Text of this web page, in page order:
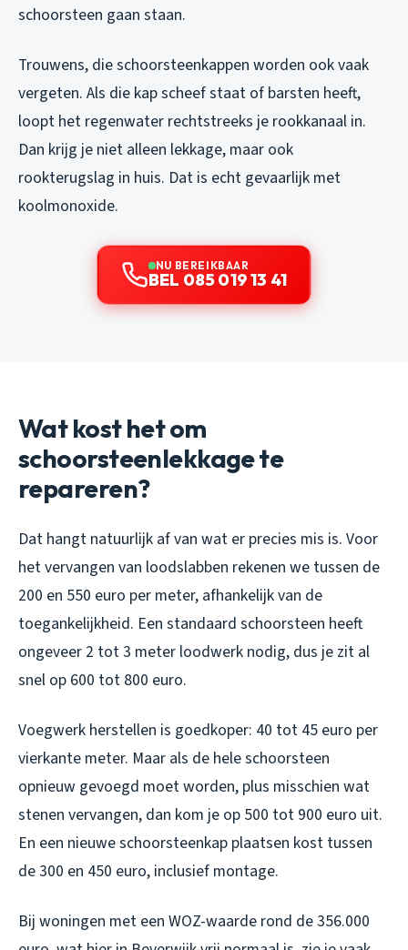
schoorsteen gaan staan.
Trouwens, die schoorsteenkappen worden ook vaak
vergeten. Als die kap scheef staat of barsten heeft,
loopt het regenwater rechtstreeks je rookkanaal in.
Dan krijg je niet alleen lekkage, maar ook
rookterugslag in huis. Dat is echt gevaarlijk met
koolmonoxide.
NU BEREIKBAAR
BEL 085 019 13 41
Wat kost het om
schoorsteenlekkage te
repareren?
Dat hangt natuurlijk af van wat er precies mis is. Voor
het vervangen van loodslabben rekenen we tussen de
200 en 550 euro per meter, afhankelijk van de
toegankelijkheid. Een standaard schoorsteen heeft
ongeveer 2 tot 3 meter loodwerk nodig, dus je zit al
snel op 600 tot 800 euro.
Voegwerk herstellen is goedkoper: 40 tot 45 euro per
vierkante meter. Maar als de hele schoorsteen
opnieuw gevoegd moet worden, plus misschien wat
stenen vervangen, dan kom je op 500 tot 900 euro uit.
En een nieuwe schoorsteenkap plaatsen kost tussen
de 300 en 450 euro, inclusief montage.
Bij woningen met een WOZ-waarde rond de 356.000